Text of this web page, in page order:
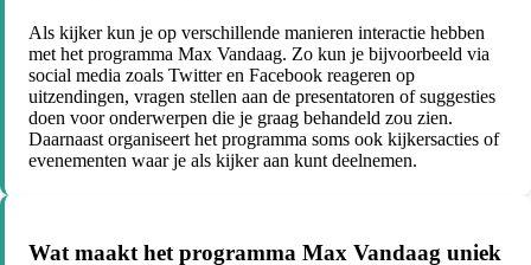
Als kijker kun je op verschillende manieren interactie hebben
met het programma Max Vandaag. Zo kun je bijvoorbeeld via
social media zoals Twitter en Facebook reageren op
uitzendingen, vragen stellen aan de presentatoren of suggesties
doen voor onderwerpen die je graag behandeld zou zien.
Daarnaast organiseert het programma soms ook kijkersacties of
evenementen waar je als kijker aan kunt deelnemen.
Wat maakt het programma Max Vandaag uniek